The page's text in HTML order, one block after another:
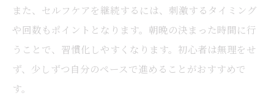
く解説
耳つぼの効果的なポイントでリラックスを
促す
耳つぼシミュレーションで心身のバランス
また、セルフケアを継続するには、刺激するタイミング
や回数もポイントとなります。朝晩の決まった時間に行
うことで、習慣化しやすくなります。初心者は無理をせ
ず、少しずつ自分のペースで進めることがおすすめで
す。